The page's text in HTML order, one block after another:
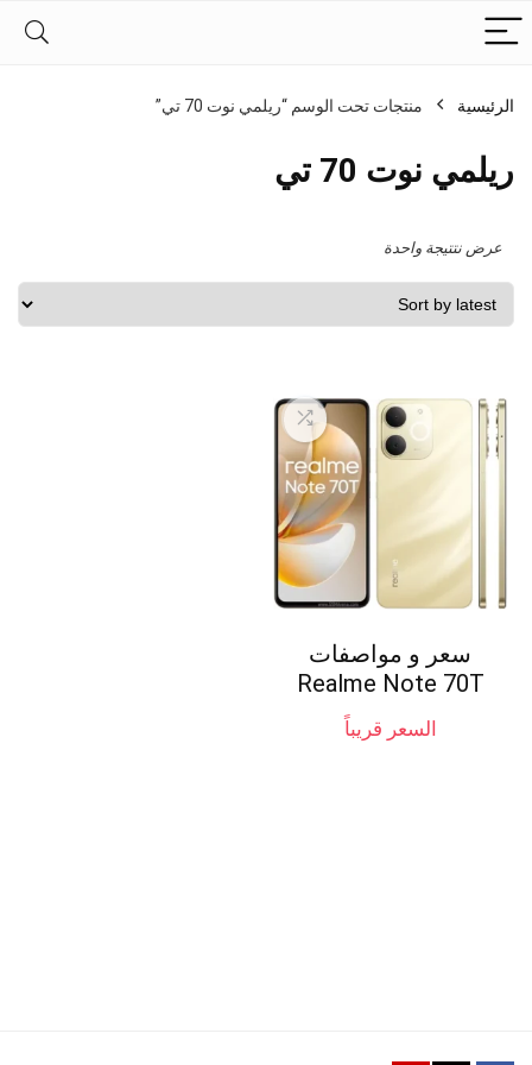
الرئيسية منتجات تحت الوسم “ريلمي نوت 70 تي”
ريلمي نوت 70 تي
عرض نتتيجة واحدة
سعر و مواصفات
Realme Note 70T
السعر قريباً